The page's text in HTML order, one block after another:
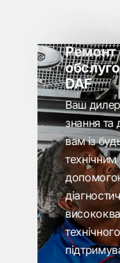
Ремонт
DAF
Ваш дилер
знання та
вам із